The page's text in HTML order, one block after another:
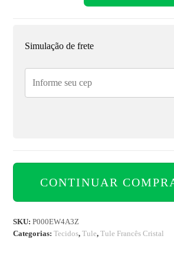
Simulação de frete
CONTINUAR
SKU:P000EW4A3Z
Categorias:Tecidos,Tule,Tule Francês Cristal